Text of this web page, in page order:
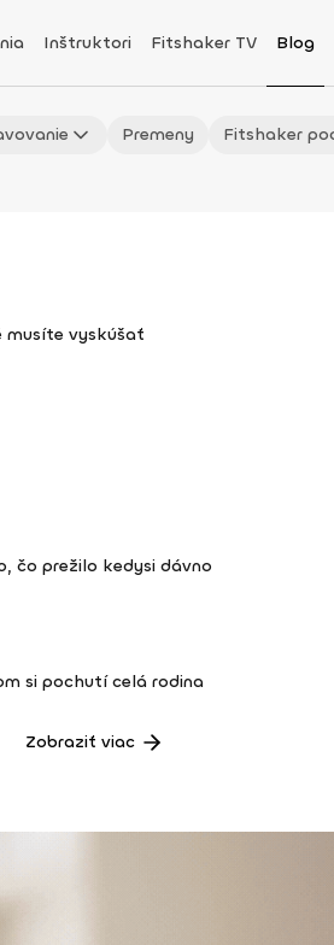
Inštruktori Fitshaker TV Blog
Premeny Fitshaker
vyskúšať
čo prežilo kedysi dávno
si pochutí celá rodina
Zobraziť viac